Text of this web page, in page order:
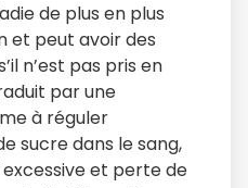
de plus en plus
et peut avoir des
n’est pas pris en
par une
à réguler
sucre dans le sang,
et perte de